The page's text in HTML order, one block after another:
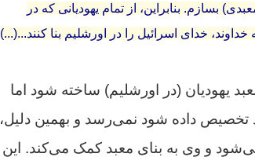
بسازم. بنابراین، از تمام یهودیانی که در
خدای اسرائیل را در اورشلیم بنا کنند...(...)
یهودیان (در اورشلیم) ساخته شود اما
تخصیص داده شود نمی‌رسد و بهمین دلیل،
و وی به بنای معبد کمک می‌کند. این